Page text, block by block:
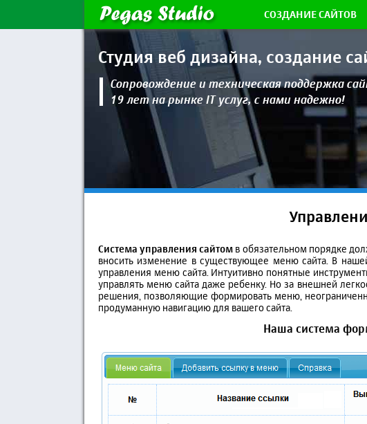
СОЗДАНИЕ САЙТОВ
Студия веб дизайна, создание
Сопровождение и техническаяподдержка
19 лет на рынке IT услуг, с нами надежно!
Система управления сайтом в обязательном порядке
вносить изменение в существующее меню сайта. В
управления меню сайта. Интуитивно понятные
управлять меню сайта даже ребенку. Но за внешней
решения, позволяющие формировать меню,
продуманную навигацию для вашего сайта.
Наша система